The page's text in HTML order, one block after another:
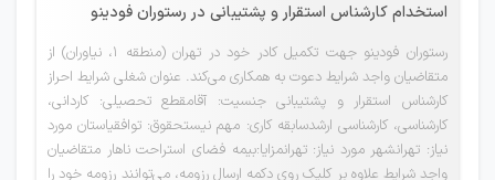
استخدام کارشناس استقرار و پشتیبانی در رستوران فودینو
رستوران فودینو جهت تکمیل کادر خود در تهران (منطقه 1، نیاوران) از
متقاضیان واجد شرایط دعوت به همکاری می‌کند. عنوان شغلی شرایط احراز
کارشناس استقرار و پشتیبانی جنسیت: آقامقطع تحصیلی: کاردانی،
کارشناسی، کارشناسی ارشدسابقه کاری: مهم نیستحقوق: توافقیاستان مورد
نیاز: تهرانشهر مورد نیاز: تهرانمزایا:بیمه فضای استراحت ناهار متقاضیان
واجد شرایط علاوه بر کلیک روی دکمه ارسال رزومه، می‌توانند رزومه خود را